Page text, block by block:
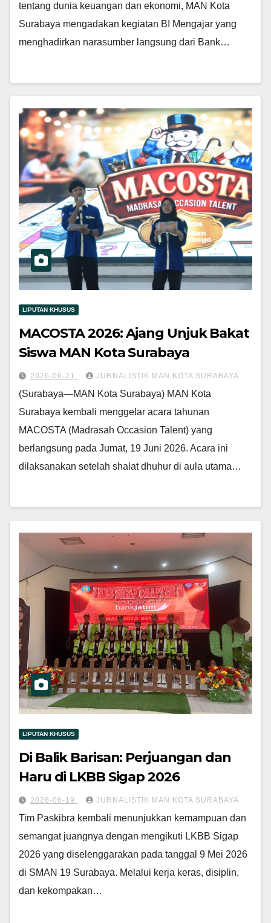
tentang dunia keuangan dan ekonomi, MAN Kota
Surabaya mengadakan kegiatan BI Mengajar yang
menghadirkan narasumber langsung dari Bank…
LIPUTAN KHUSUS
MACOSTA 2026: Ajang Unjuk Bakat
Siswa MAN Kota Surabaya
2026-06-21 JURNALISTIK MAN KOTA SURABAYA
(Surabaya—MAN Kota Surabaya) MAN Kota
Surabaya kembali menggelar acara tahunan
MACOSTA (Madrasah Occasion Talent) yang
berlangsung pada Jumat, 19 Juni 2026. Acara ini
dilaksanakan setelah shalat dhuhur di aula utama…
LIPUTAN KHUSUS
Di Balik Barisan: Perjuangan dan
Haru di LKBB Sigap 2026
2026-06-19 JURNALISTIK MAN KOTA SURABAYA
Tim Paskibra kembali menunjukkan kemampuan dan
semangat juangnya dengan mengikuti LKBB Sigap
2026 yang diselenggarakan pada tanggal 9 Mei 2026
di SMAN 19 Surabaya. Melalui kerja keras, disiplin,
dan kekompakan…